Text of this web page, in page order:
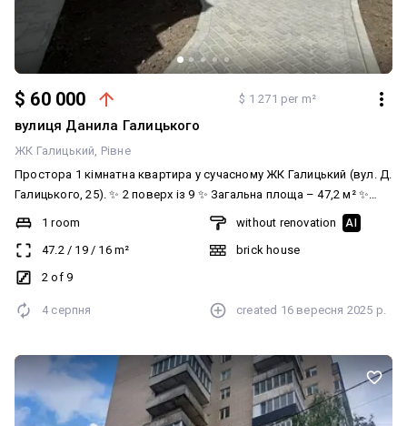
$ 60 000 $ 1 271 per m²
вулиця Данила Галицького
ЖК Галицький Рівне
Простора 1 кімнатна квартира у сучасному ЖК Галицький (вул. Д.
Галицького, 25). ✨ 2 поверх із 9 ✨ Загальна площа – 47,2 м² ✨
Кухня – 16 м², кімната – 19 м² Квартира після будівельників –
вже зроблено стяжку та штукатурку. Ідеальний варіант, щоб
створити власний дизайн та втілити мрію про комфортне житло.
Запрошую на перегляд, телефонуйте вже! Планування: Простора
1 room
47.2/ 19/ 16m²
2 of 9
without renovation AI
brick house
4 серпня created 16 вересня 2025 р.